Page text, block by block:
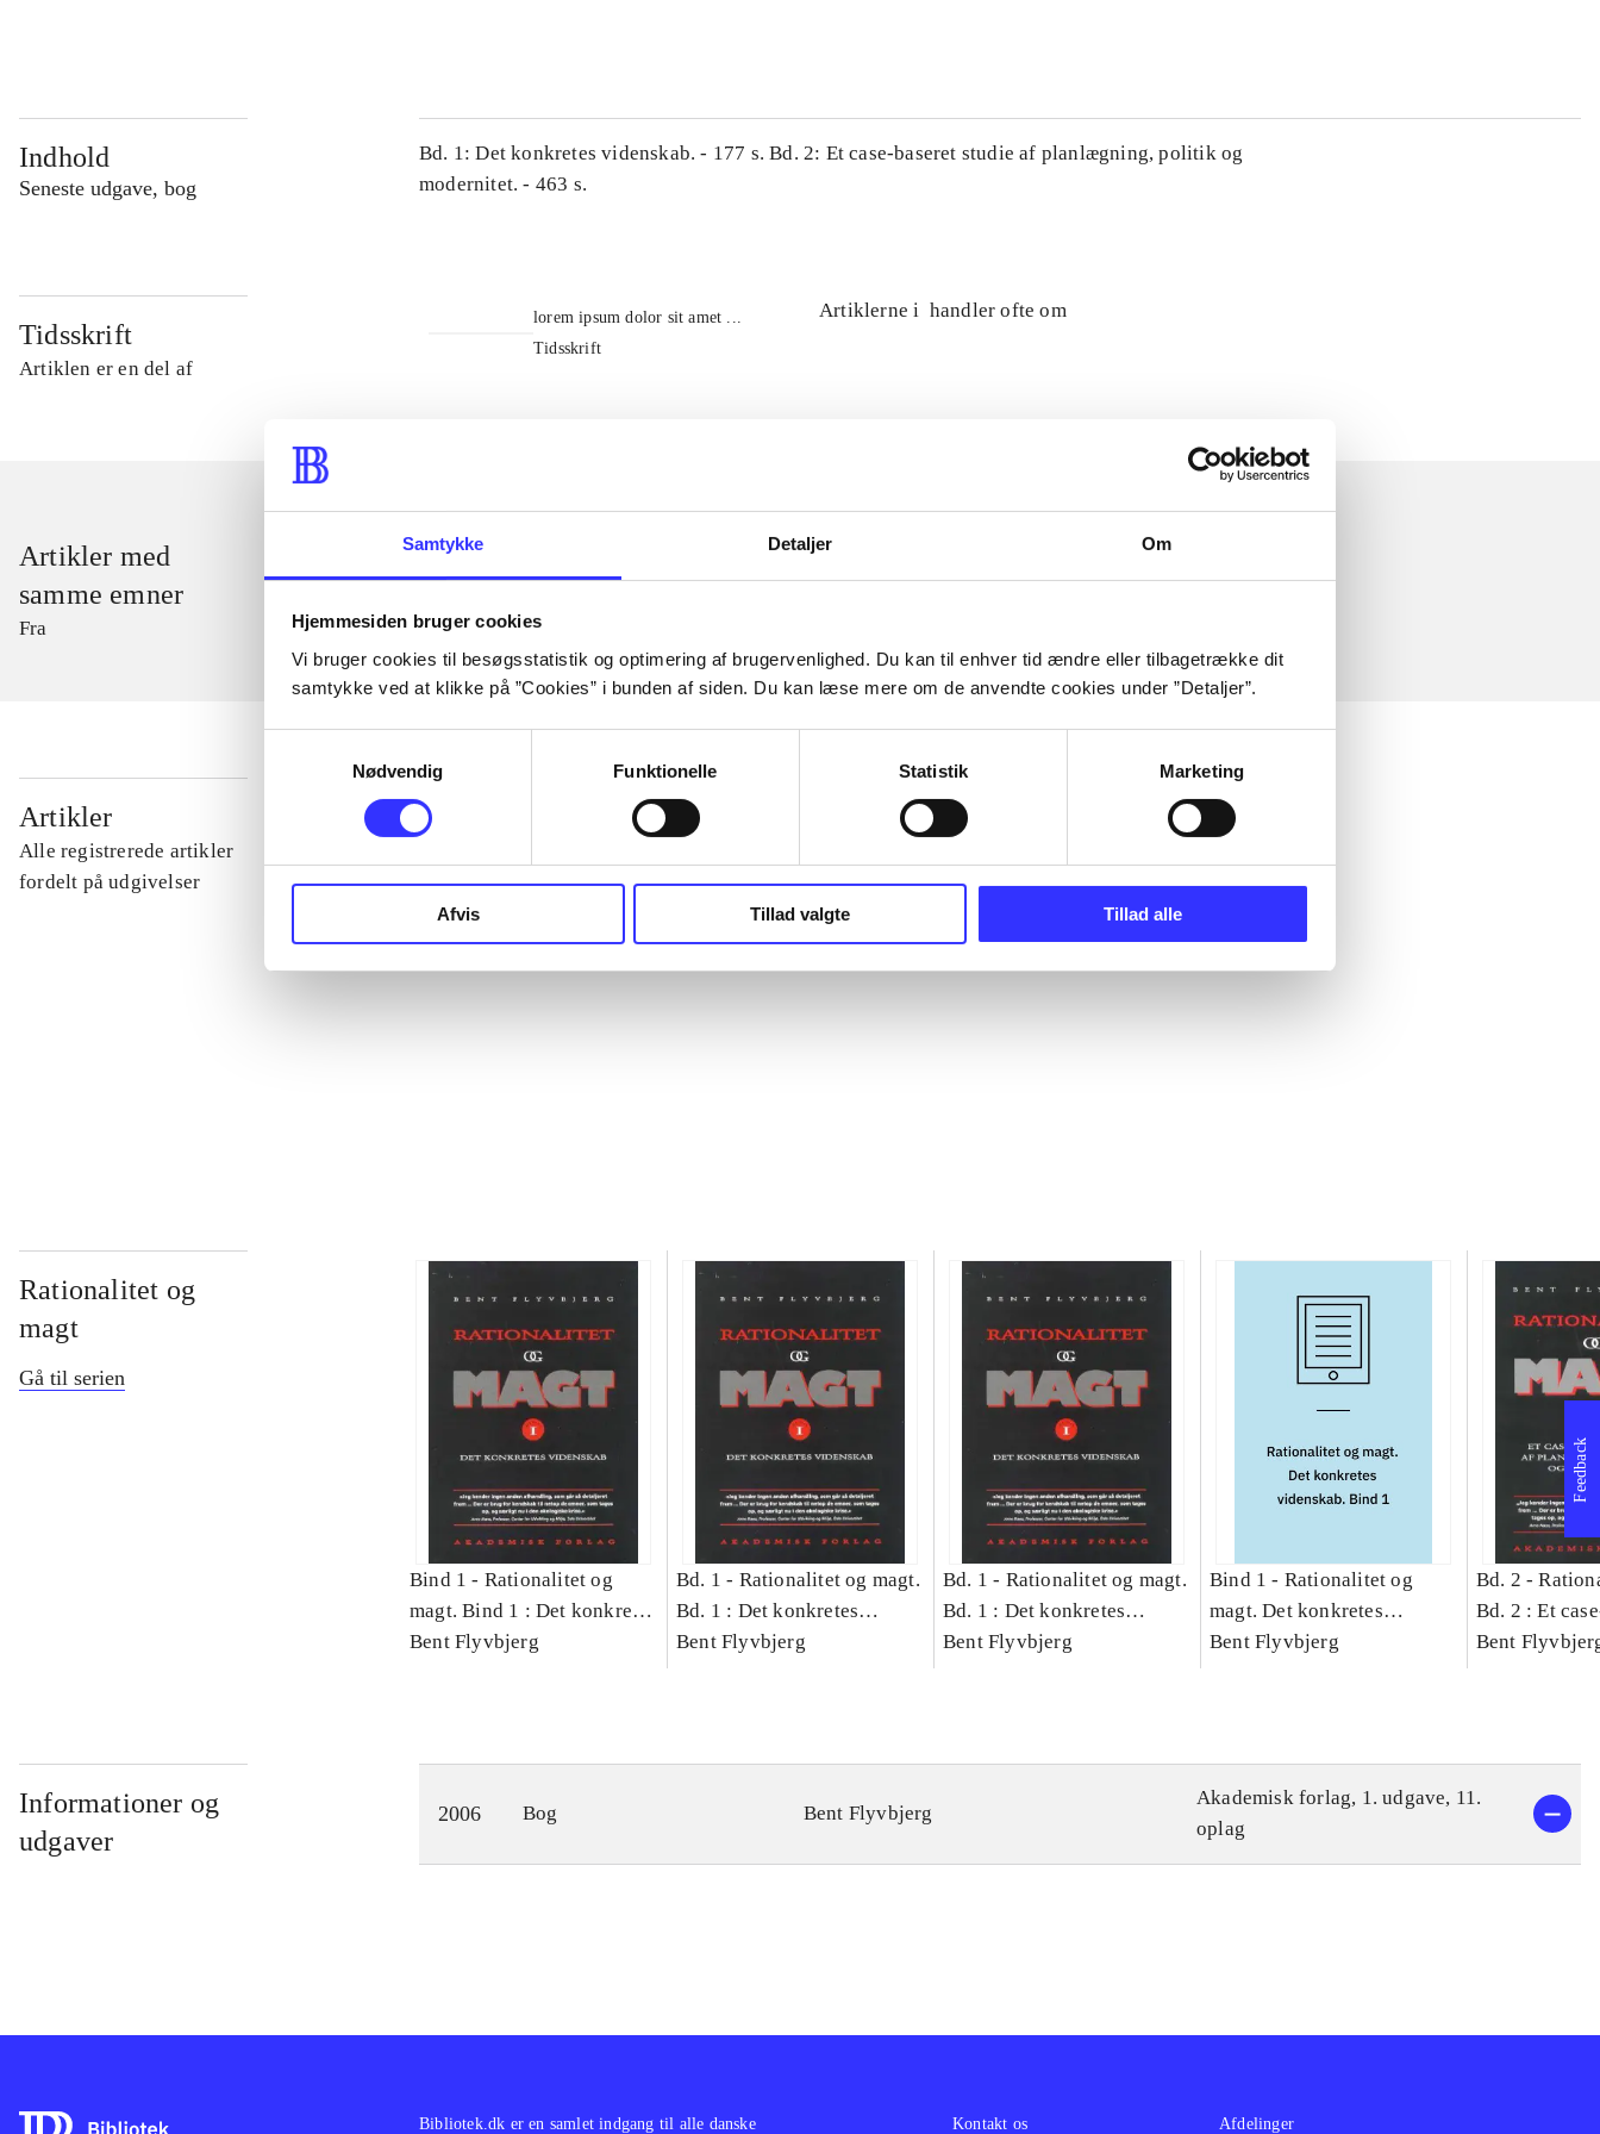
Samtykke Detaljer Om
Hjemmesiden bruger cookies
Vi bruger cookies til besøgsstatistik og optimering af brugervenlighed. Du kan til enhver tid ændre eller tilbagetrække dit
samtykke ved at klikke på ”Cookies” i bunden af siden. Du kan læse mere om de anvendte cookies under ”Detaljer”.
Nødvendig
Funktionelle Statistik Marketing
Afvis Tillad valgte Tillad alle
Indhold
Seneste udgave, bog
Bd. 1: Det konkretes videnskab. - 177 s. Bd. 2: Et case-baseret studie af planlægning, politik og
modernitet. - 463 s.
Tidsskrift
Artiklen er en del af
lorem ipsum dolor sit amet ...
Tidsskrift
Artiklerne i handler ofte om
Artikler med
samme emner
Fra
Artikler
Alle registrerede artikler
fordelt på udgivelser
...
Rationalitet og
magt
Gå til serien
Bind 1 - Rationalitet og
magt. Bind 1 : Det konkretes
videnskab
Bent Flyvbjerg
Bd. 1 - Rationalitet og magt.
Bd. 1 : Det konkretes
videnskab
Bent Flyvbjerg
Bd. 1 - Rationalitet og magt.
Bd. 1 : Det konkretes
videnskab
Bent Flyvbjerg
Bind 1 - Rationalitet og
magt. Det konkretes
videnskab. Bind 1
Bent Flyvbjerg
Bd. 2 -
Bd. 2 : Et
studie af
Bent
Informationer og
udgaver
2006 Bog Bent Flyvbjerg
Akademisk forlag, 1. udgave, 11.
oplag
Feedback
Bibliotek.dk er en samlet indgang til alle danske Kontakt os Afdelinger